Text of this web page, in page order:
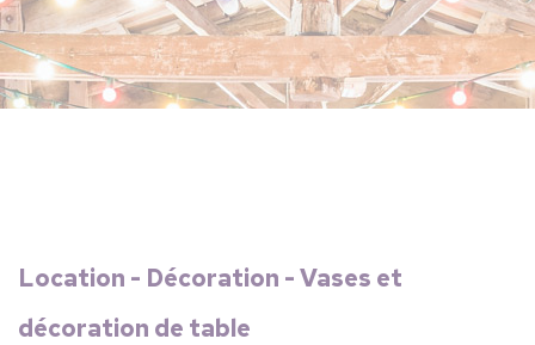
Location - Décoration - Vases et
décoration de table